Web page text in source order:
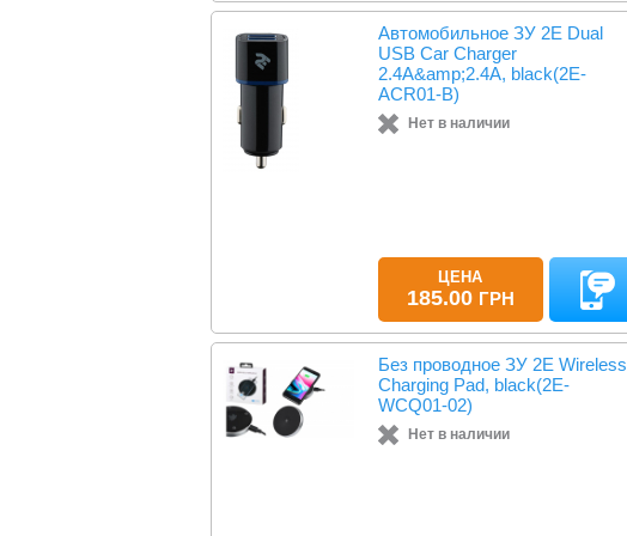
Автомобильное ЗУ 2E Dual
USB Car Charger
2.4A&amp;2.4A, black(2E-
ACR01-B)
Нет в наличии
ЦЕНА
185.00 ГРН
Без проводное ЗУ 2E Wireless
Charging Pad, black(2E-
WCQ01-02)
Нет в наличии